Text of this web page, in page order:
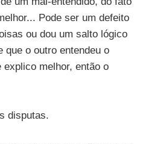
Pode ser um defeito
ou dou um salto lógico
que o outro entendeu o
melhor, então o
disputas.